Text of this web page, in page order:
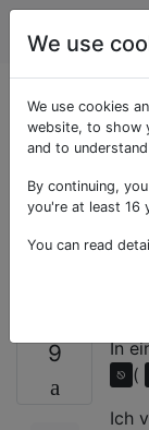
9 In
⎋ (
Ich
We use
We use cookies
website, to show
and to
By continuing,
you're at least 16
You can read